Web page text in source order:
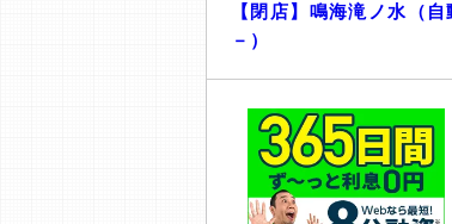
【閉店】鳴海滝ノ水（
－）